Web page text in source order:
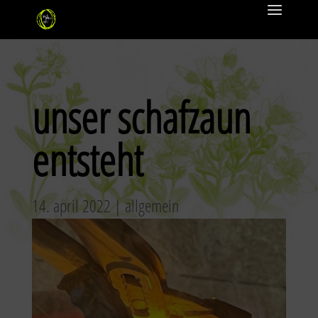
unser schafzaun
entsteht
14. april 2022 |allgemein